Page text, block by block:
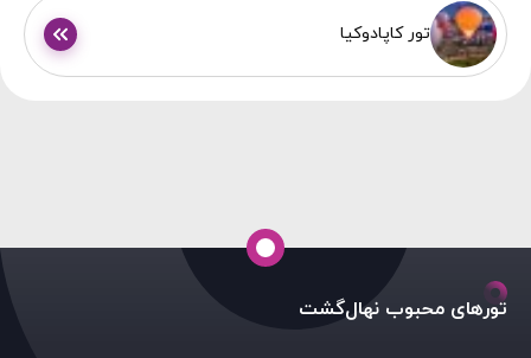
تور کاپادوکیا
تورهای محبوب نهال‌گشت